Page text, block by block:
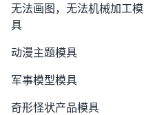
无法画图，无法机械加工模
具
动漫主题模具
军事模型模具
奇形怪状产品模具